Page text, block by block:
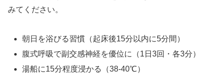
みてください。
朝日を浴びる習慣（起床後15分以内に5分間）
腹式呼吸で副交感神経を優位に（1日3回・各3分）
湯船に15分程度浸かる（38-40℃）